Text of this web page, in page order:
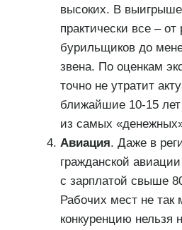
высоких. В
практически все –
бурильщиков до
звена. По оценкам
точно не утратит
ближайшие 10-15 лет
из самых
Авиация. Даже в
гражданской
с зарплатой свыше
Рабочих мест не так
конкуренцию нельзя